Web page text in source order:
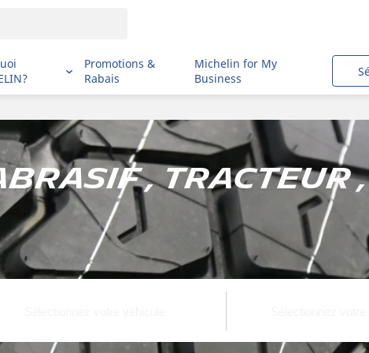
Promotions &
Rabais
Michelin for My
Business
, Tracteur ,